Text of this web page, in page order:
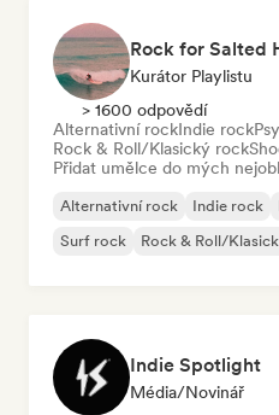
Rock for Salted
Kurátor Playlistu
> 1600 odpovědí
Alternativní rockIndie rock
Rock & Roll/Klasický rock
Přidat umělce do mých
Alternativní rock Indie rock
Surf rock
Rock & Roll/
Indie Spotlight
Média/novinář